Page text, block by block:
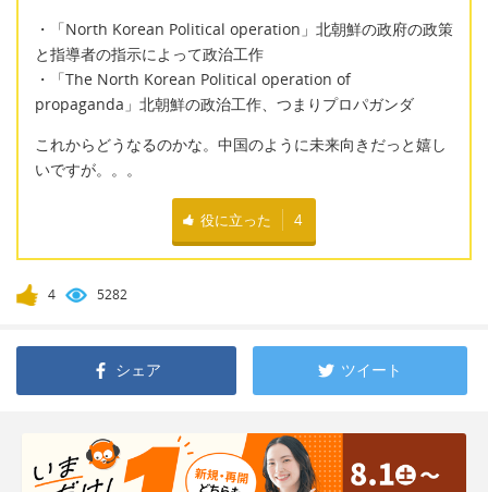
・「North Korean Political operation」北朝鮮の政府の政策
と指導者の指示によって政治工作
・「The North Korean Political operation of
propaganda」北朝鮮の政治工作、つまりプロパガンダ
これからどうなるのかな。中国のように未来向きだっと嬉し
いですが。。。
役に立った 4
4 5282
シェア ツイート